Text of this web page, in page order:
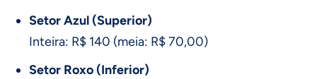
Setor Azul (Superior)
Inteira: R$ 140 (meia: R$ 70,00)
Setor Roxo (Inferior)